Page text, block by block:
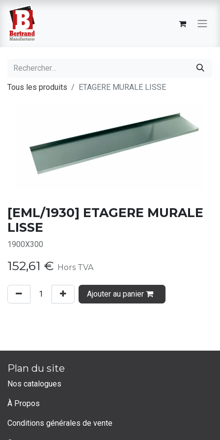
Tous les produits ETAGERE MURALE LISSE
[EML/1930] ETAGERE MURALE
LISSE
1900X300
152,61 € Hors TVA
Ajouter au panier
Plan du site
Nos catalogues
À Propos
Conditions générales de vente